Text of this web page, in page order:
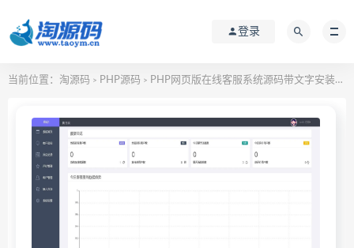
登录
当前位置： 淘源码 > PHP源码 > PHP网页版在线客服系统源码带文字安装教程